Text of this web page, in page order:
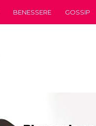
BENESSERE GOSSIP